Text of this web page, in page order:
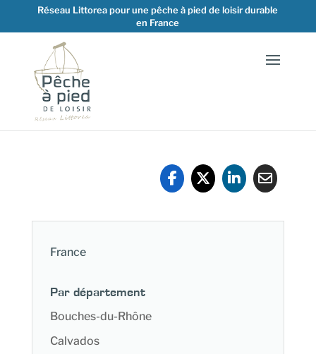
Réseau Littorea pour une pêche à pied de loisir durable
en France
France
Par département
Bouches-du-Rhône
Calvados